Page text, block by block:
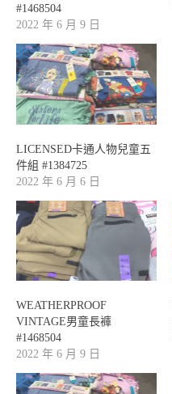
#1468504
2022 年 6 月 9 日
LICENSED卡通人物兒童五
件組 #1384725
2022 年 6 月 6 日
WEATHERPROOF
VINTAGE男童長褲
#1468504
2022 年 6 月 9 日